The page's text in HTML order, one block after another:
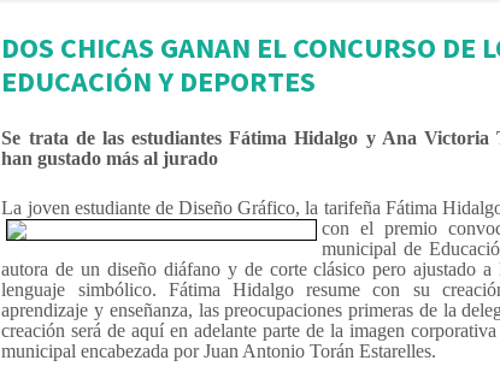
DOS CHICAS GANAN EL CONCURSO DE
EDUCACIÓN Y DEPORTES
Se trata de las estudiantes Fátima Hidalgo y Ana Victoria
han gustado más al jurado
La joven estudiante de Diseño Gráfico, la tarifeña Fátima
con el premio
municipal de
autora de un diseño diáfano y de corte clásico pero ajustado a
lenguaje simbólico. Fátima Hidalgo resume con su
aprendizaje y enseñanza, las preocupaciones primeras de la
creación será de aquí en adelante parte de la imagen
municipal encabezada por Juan Antonio Torán Estarelles.